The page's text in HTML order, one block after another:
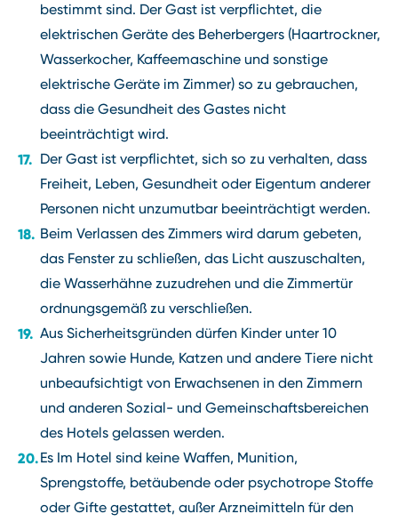
bestimmt sind. Der Gast ist verpflichtet, die
elektrischen Geräte des Beherbergers (Haartrockner,
Wasserkocher, Kaffeemaschine und sonstige
elektrische Geräte im Zimmer) so zu gebrauchen,
dass die Gesundheit des Gastes nicht
beeinträchtigt wird.
Der Gast ist verpflichtet, sich so zu verhalten, dass
Freiheit, Leben, Gesundheit oder Eigentum anderer
Personen nicht unzumutbar beeinträchtigt werden.
Beim Verlassen des Zimmers wird darum gebeten,
das Fenster zu schließen, das Licht auszuschalten,
die Wasserhähne zuzudrehen und die Zimmertür
ordnungsgemäß zu verschließen.
Aus Sicherheitsgründen dürfen Kinder unter 10
Jahren sowie Hunde, Katzen und andere Tiere nicht
unbeaufsichtigt von Erwachsenen in den Zimmern
und anderen Sozial- und Gemeinschaftsbereichen
des Hotels gelassen werden.
Es Im Hotel sind keine Waffen, Munition,
Sprengstoffe, betäubende oder psychotrope Stoffe
oder Gifte gestattet, außer Arzneimitteln für den